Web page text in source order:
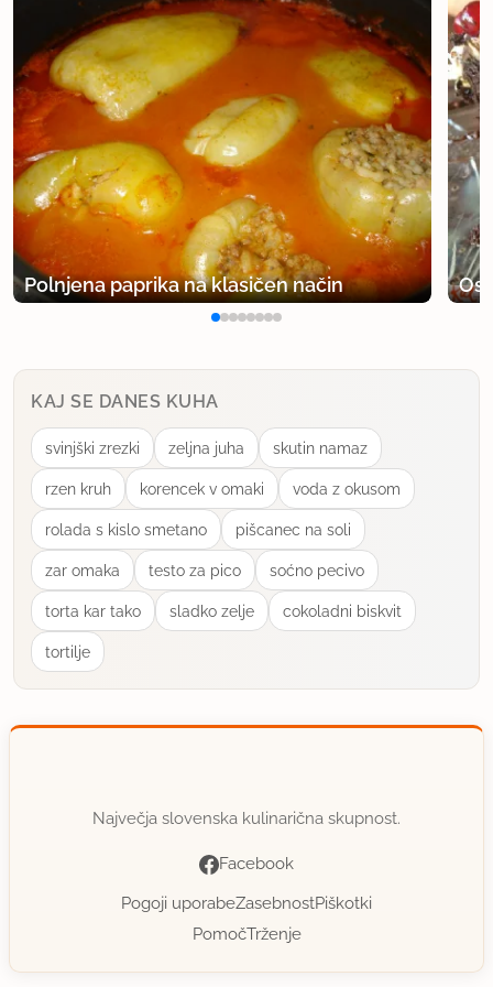
Polnjena paprika na klasičen način
KAJ SE DANES KUHA
svinjški zrezki zeljna juha skutin namaz
rzen kruh korencek v omaki voda z okusom
rolada s kislo smetano pišcanec na soli
zar omaka testo za pico soćno pecivo
torta kar tako sladko zelje cokoladni biskvit
tortilje
Največja slovenska kulinarična skupnost.
Facebook
Pogoji uporabeZasebnostPiškotki
PomočTrženje